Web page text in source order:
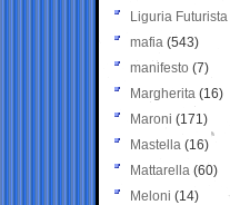
Liguria Futurista
mafia (543)
manifesto (7)
Margherita (16)
Maroni (171)
Mastella (16)
Mattarella (60)
Meloni (14)